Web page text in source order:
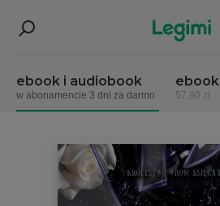
ebook i audiobook
w abonamencie 3 dni za darmo
ebook
57,90 zł